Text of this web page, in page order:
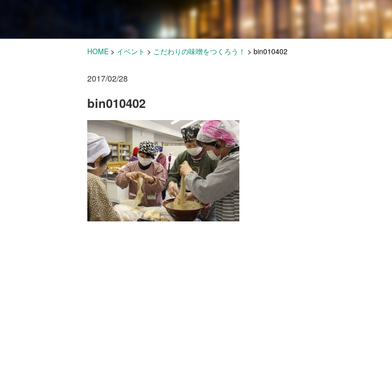
HOME > イベント > こだわりの味噌をつくろう！ > bin010402
2017/02/28
bin010402